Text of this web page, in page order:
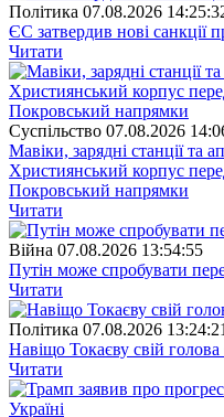
Полiтика 07.08.2026
ЄС затвердив нові санкції
Читати
Суспiльство 07.08.2026
Мавіки, зарядні станції та
Християнський корпус
Покровський напрямки
Читати
Війна 07.08.2026 13:54:55
Путін може спробувати
Читати
Полiтика 07.08.2026 13:24:21
Навіщо Токаєву свій
Читати